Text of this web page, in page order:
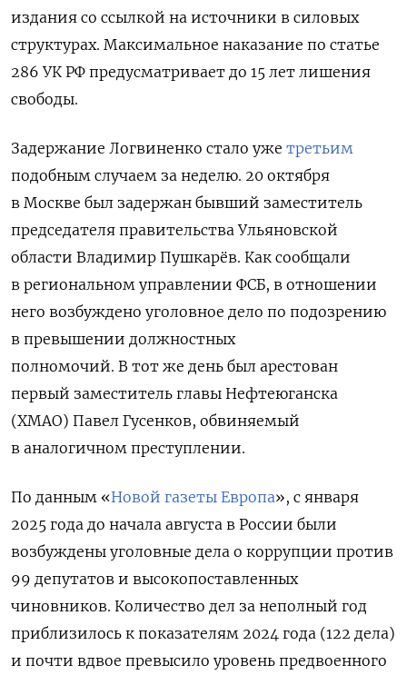
издания со ссылкой на источники в силовых
структурах. Максимальное наказание по статье
286 УК РФ предусматривает до 15 лет лишения
свободы.
Задержание Логвиненко стало уже третьим
подобным случаем за неделю. 20 октября
в Москве был задержан бывший заместитель
председателя правительства Ульяновской
области Владимир Пушкарёв. Как сообщали
в региональном управлении ФСБ, в отношении
него возбуждено уголовное дело по подозрению
в превышении должностных
полномочий. В тот же день был арестован
первый заместитель главы Нефтеюганска
(ХМАО) Павел Гусенков, обвиняемый
в аналогичном преступлении.
По данным «Новой газеты Европа», с января
2025 года до начала августа в России были
возбуждены уголовные дела о коррупции против
99 депутатов и высокопоставленных
чиновников. Количество дел за неполный год
приблизилось к показателям 2024 года (122 дела)
и почти вдвое превысило уровень предвоенного